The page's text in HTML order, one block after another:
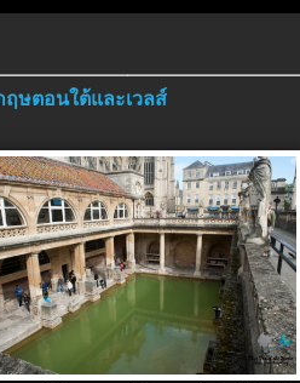
ฤษตอนใต้และเวลส์